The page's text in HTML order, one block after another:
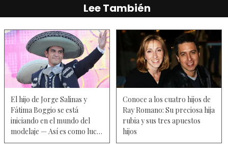
Lee También
El hijo de Jorge Salinas y
Fátima Boggio se está
iniciando en el mundo del
modelaje — Así es como luce
ahora
Conoce a los cuatro hijos de
Ray Romano: Su preciosa hija
rubia y sus tres apuestos
hijos